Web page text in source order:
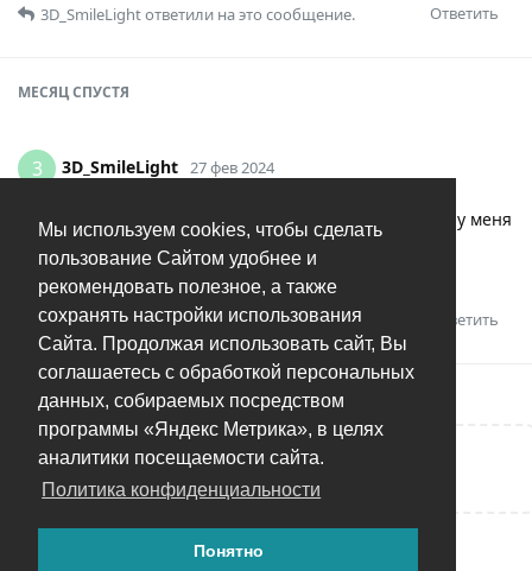
Мы используем cookies, чтобы сделать
пользование Сайтом удобнее и
рекомендовать полезное, а также
сохранять настройки использования
Сайта. Продолжая использовать сайт, Вы
соглашаетесь с обработкой персональных
данных, собираемых посредством
программы «Яндекс Метрика», в целях
аналитики посещаемости сайта.
Политика конфиденциальности
Понятно
Ответить
3D_SmileLightответили на это сообщение.
МЕСЯЦСПУСТЯ
3 3D_SmileLight 27 фев 2024
Palych
видимо какая-то проблема именно у вас, у меня
с двух айфонов норм ипортирует, в том числе
автоматически при подключении
Ответить
Андрейоценил это.
Написать ответ...